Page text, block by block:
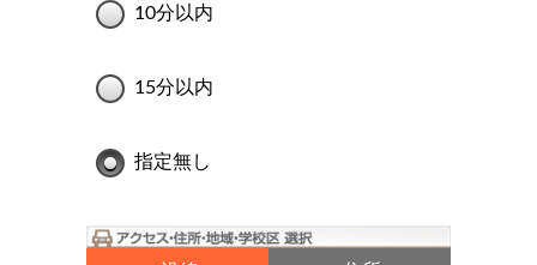
10分以内
15分以内
指定無し